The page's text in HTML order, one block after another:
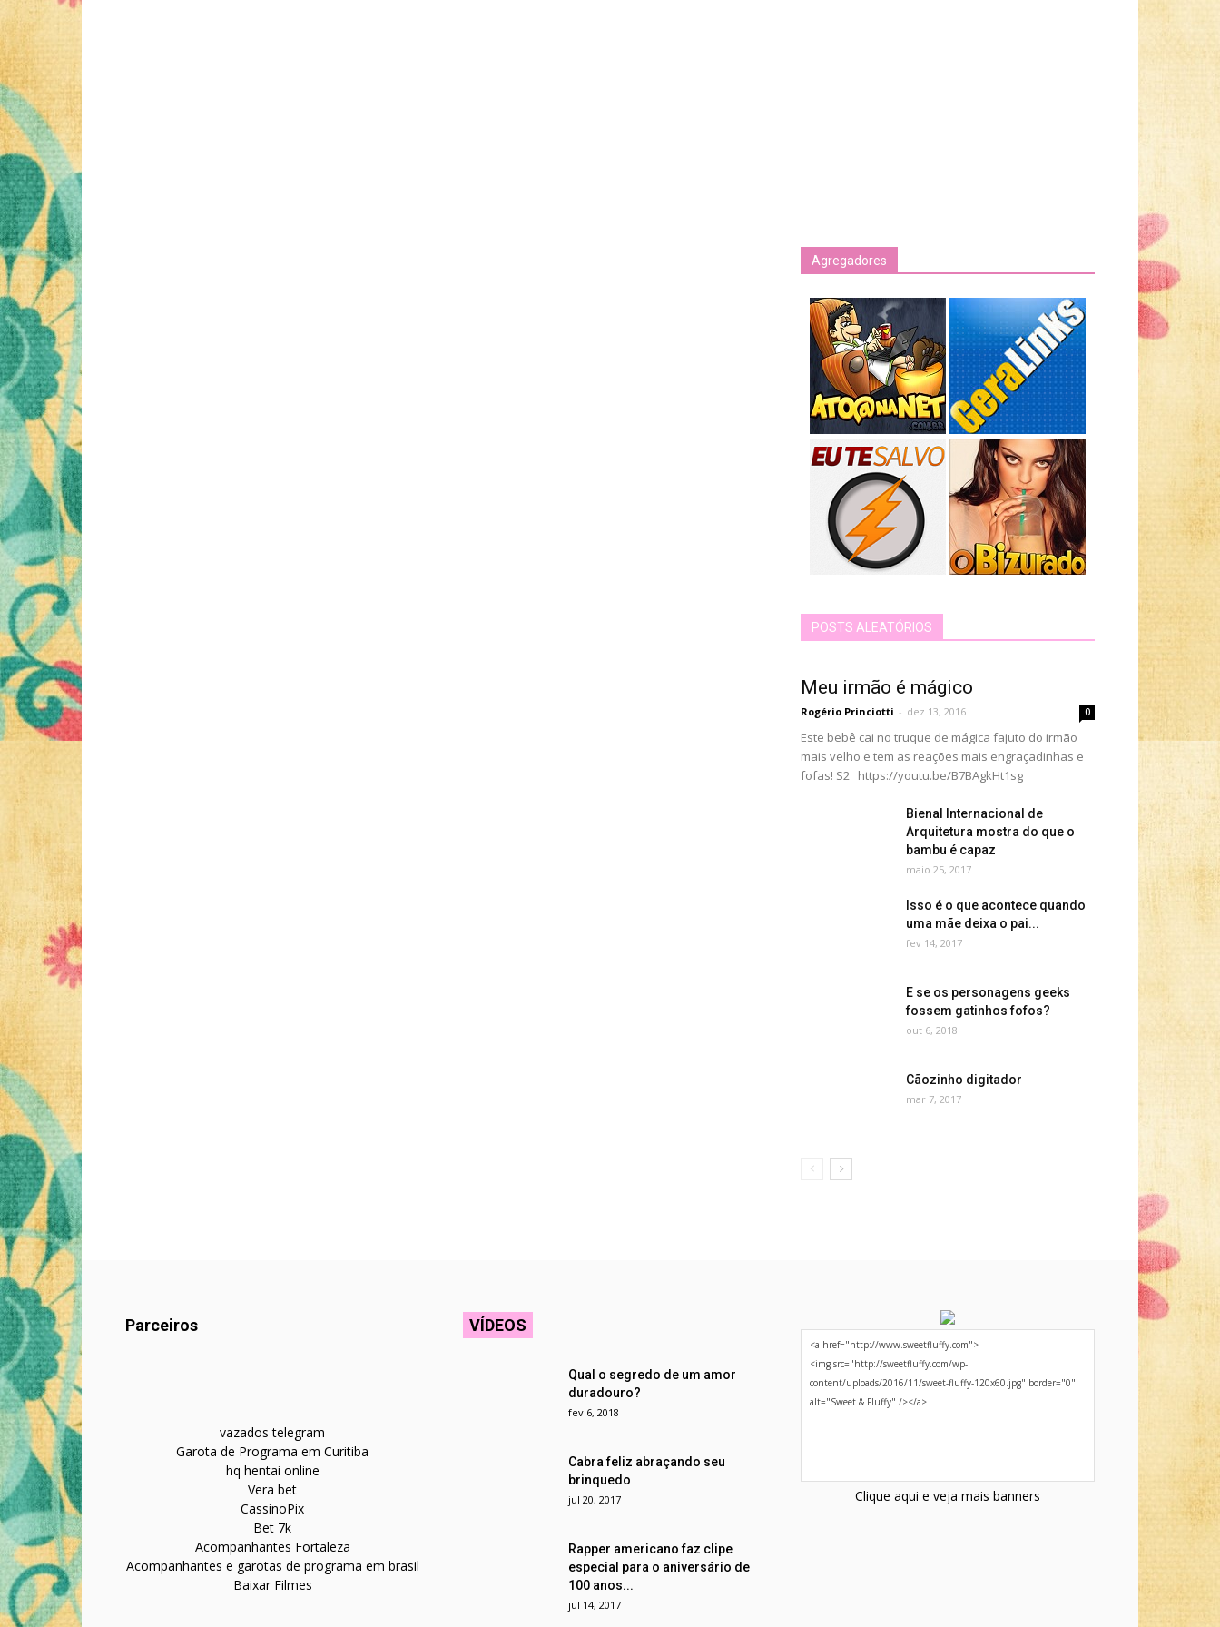
Agregadores
POSTS ALEATÓRIOS
Meu irmão é mágico
Rogério Princiotti - dez 13, 2016 0
Este bebê cai no truque de mágica fajuto do irmão
mais velho e tem as reações mais engraçadinhas e
fofas! S2 https://youtu.be/B7BAgkHt1sg
Bienal Internacional de
Arquitetura mostra do que o
bambu é capaz
maio 25, 2017
Isso é o que acontece quando
uma mãe deixa o pai...
fev 14, 2017
E se os personagens geeks
fossem gatinhos fofos?
out 6, 2018
Cãozinho digitador
mar 7, 2017
Parceiros
vazados telegram
Garota de Programa em Curitiba
hq hentai online
Vera bet
CassinoPix
Bet 7k
Acompanhantes Fortaleza
Acompanhantes e garotas de programa em brasil
Baixar Filmes
VÍDEOS
Qual o segredo de um amor
duradouro?
fev 6, 2018
Cabra feliz abraçando seu
brinquedo
jul 20, 2017
Rapper americano faz clipe
especial para o aniversário de
100 anos...
jul 14, 2017
Clique aqui e veja mais banners